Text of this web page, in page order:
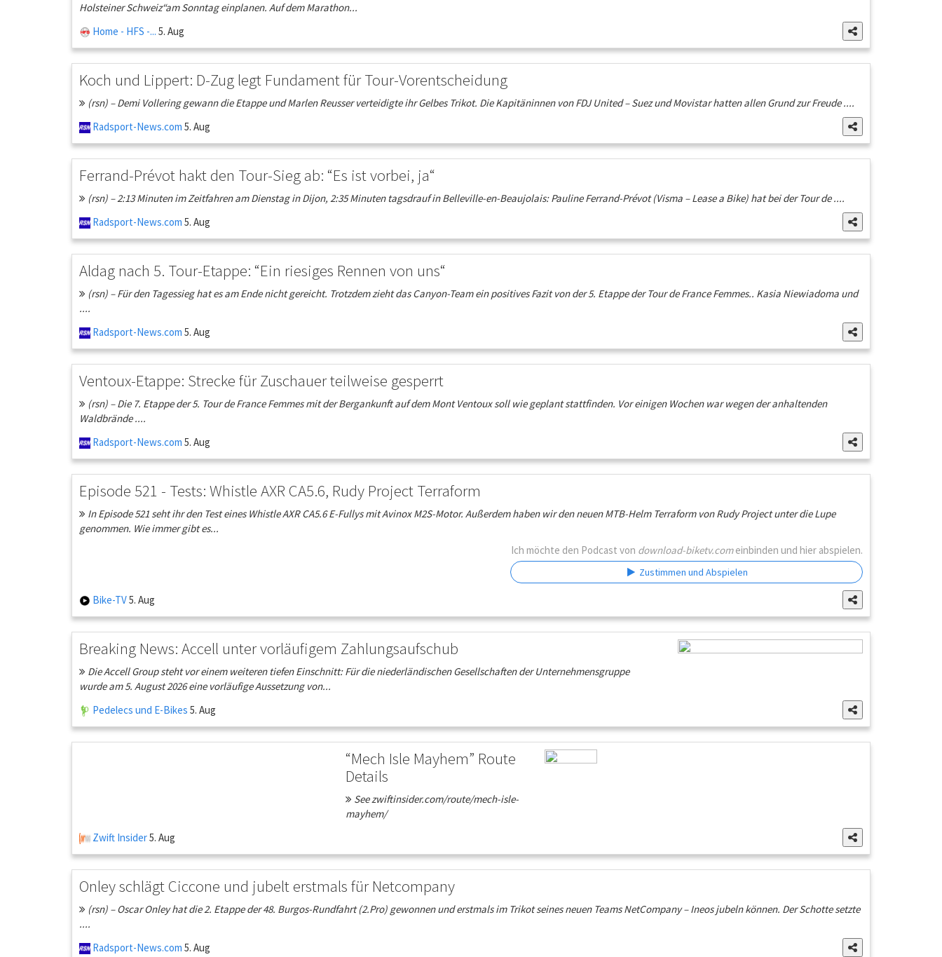
Holsteiner Schweiz“am Sonntag einplanen. Auf dem Marathon...
Home - HFS -... 5. Aug
Koch und Lippert: D-Zug legt Fundament für Tour-Vorentscheidung
(rsn) – Demi Vollering gewann die Etappe und Marlen Reusser verteidigte ihr Gelbes Trikot. Die Kapitäninnen von FDJ United – Suez und Movistar hatten allen Grund zur Freude ....
Radsport-News.com 5. Aug
Ferrand-Prévot hakt den Tour-Sieg ab: “Es ist vorbei, ja“
(rsn) – 2:13 Minuten im Zeitfahren am Dienstag in Dijon, 2:35 Minuten tagsdrauf in Belleville-en-Beaujolais: Pauline Ferrand-Prévot (Visma – Lease a Bike) hat bei der Tour de ....
Radsport-News.com 5. Aug
Aldag nach 5. Tour-Etappe: “Ein riesiges Rennen von uns“
(rsn) – Für den Tagessieg hat es am Ende nicht gereicht. Trotzdem zieht das Canyon-Team ein positives Fazit von der 5. Etappe der Tour de France Femmes.. Kasia Niewiadoma und
....
Radsport-News.com 5. Aug
Ventoux-Etappe: Strecke für Zuschauer teilweise gesperrt
(rsn) – Die 7. Etappe der 5. Tour de France Femmes mit der Bergankunft auf dem Mont Ventoux soll wie geplant stattfinden. Vor einigen Wochen war wegen der anhaltenden
Waldbrände ....
Radsport-News.com 5. Aug
Episode 521 - Tests: Whistle AXR CA5.6, Rudy Project Terraform
In Episode 521 seht ihr den Test eines Whistle AXR CA5.6 E-Fullys mit Avinox M2S-Motor. Außerdem haben wir den neuen MTB-Helm Terraform von Rudy Project unter die Lupe
genommen. Wie immer gibt es...
Ich möchte den Podcast von download-biketv.comeinbinden und hier abspielen.
Zustimmen und Abspielen
Bike-TV5. Aug
Breaking News: Accell unter vorläufigem Zahlungsaufschub
Die Accell Group steht vor einem weiteren tiefen Einschnitt: Für die niederländischen Gesellschaften der Unternehmensgruppe
wurde am 5. August 2026 eine vorläufige Aussetzung von...
Pedelecs und E-Bikes 5. Aug
“Mech Isle Mayhem” Route
Details
See zwiftinsider.com/route/mech-isle-
mayhem/
Zwift Insider5. Aug
Onley schlägt Ciccone und jubelt erstmals für Netcompany
(rsn) – Oscar Onley hat die 2. Etappe der 48. Burgos-Rundfahrt (2.Pro) gewonnen und erstmals im Trikot seines neuen Teams NetCompany – Ineos jubeln können. Der Schotte setzte
....
Radsport-News.com 5. Aug